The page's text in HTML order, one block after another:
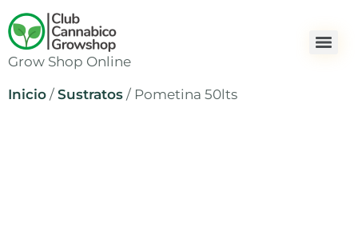
Grow Shop Online
Inicio / Sustratos / Pometina 50lts